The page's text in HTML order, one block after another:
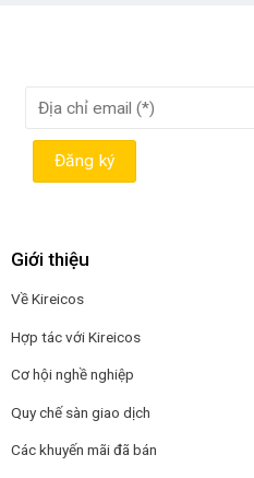
Giới thiệu
Về Kireicos
Hợp tác với Kireicos
Cơ hội nghề nghiệp
Quy chế sàn giao dịch
Các khuyến mãi đã bán